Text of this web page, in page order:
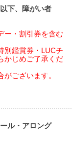
下、障がい者
ー・割引券を含む
別鑑賞券・LUCチ
かじめご了承くだ
ございます。
ル・アロング